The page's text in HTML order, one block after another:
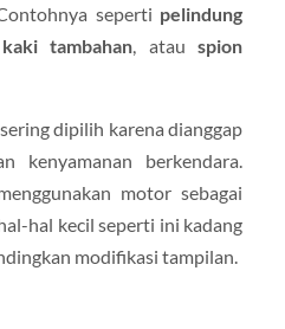
seperti pelindung
tambahan , atauspion
dipilih karena dianggap
kenyamanan berkendara.
motor sebagai
hal kecil seperti ini kadang
modifikasi tampilan.